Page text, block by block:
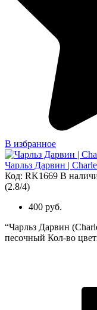
В избранное
Чарльз Дарвин |
Код: RK1669 В
(2.8/4)
400 руб.
“Чарльз Дарвин
песочный Кол-во